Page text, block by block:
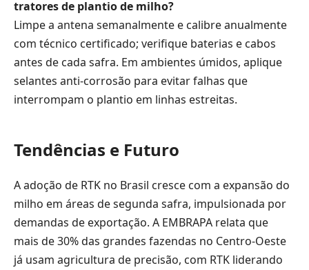
tratores de plantio de milho?
Limpe a antena semanalmente e calibre anualmente
com técnico certificado; verifique baterias e cabos
antes de cada safra. Em ambientes úmidos, aplique
selantes anti-corrosão para evitar falhas que
interrompam o plantio em linhas estreitas.
Tendências e Futuro
A adoção de RTK no Brasil cresce com a expansão do
milho em áreas de segunda safra, impulsionada por
demandas de exportação. A EMBRAPA relata que
mais de 30% das grandes fazendas no Centro-Oeste
já usam agricultura de precisão, com RTK liderando